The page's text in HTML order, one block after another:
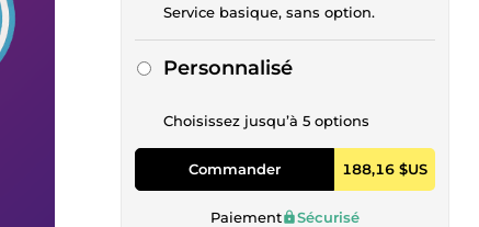
Service basique, sans option.
Personnalisé
Choisissez jusqu’à 5 options
Commander 188,16 $US
Paiement Sécurisé